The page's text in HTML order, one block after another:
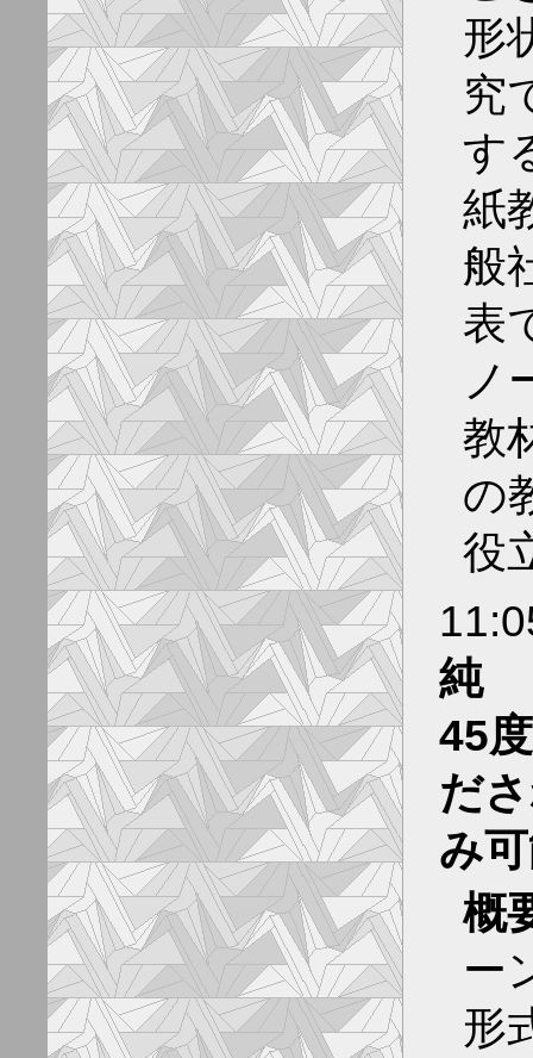
形
究
す
紙
般
表
ノ
教
の
役
純
45
だ
み
概
ー
形